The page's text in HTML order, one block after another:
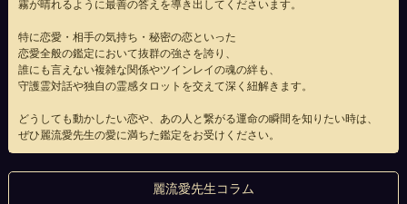
霧が晴れるように最善の答えを導き出してくださいます。
特に恋愛・相手の気持ち・秘密の恋といった
恋愛全般の鑑定において抜群の強さを誇り、
誰にも言えない複雑な関係やツインレイの魂の絆も、
守護霊対話や独自の霊感タロットを交えて深く紐解きます。
どうしても動かしたい恋や、あの人と繋がる運命の瞬間を知りたい時は、
ぜひ麗流愛先生の愛に満ちた鑑定をお受けください。
麗流愛先生コラム